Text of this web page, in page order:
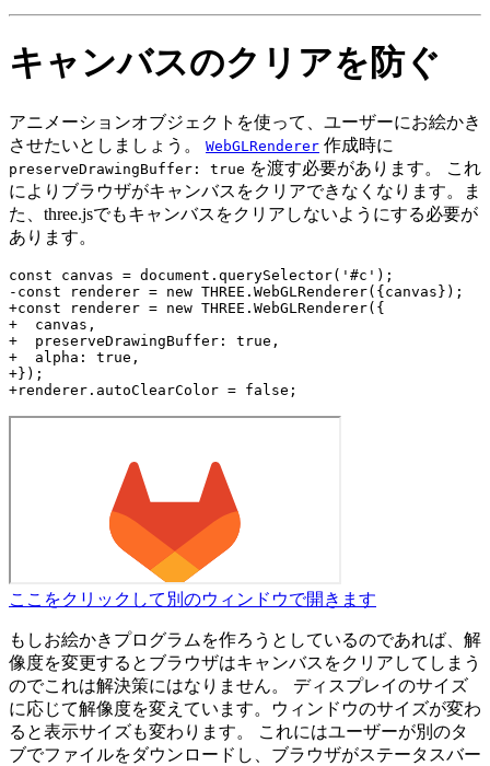
キャンバスのクリアを防ぐ
アニメーションオブジェクトを使って、ユーザーにお絵かき
させたいとしましょう。 WebGLRenderer 作成時に
preserveDrawingBuffer: true を渡す必要があります。 これ
によりブラウザがキャンバスをクリアできなくなります。ま
た、three.jsでもキャンバスをクリアしないようにする必要が
あります。
const canvas = document.querySelector('#c');
-const renderer = new THREE.WebGLRenderer({canvas});
+const renderer = new THREE.WebGLRenderer({
+  canvas,
+  preserveDrawingBuffer: true,
+  alpha: true,
+});
ここをクリックして別のウィンドウで開きます
もしお絵かきプログラムを作ろうとしているのであれば、解
像度を変更するとブラウザはキャンバスをクリアしてしまう
のでこれは解決策にはなりません。 ディスプレイのサイズ
に応じて解像度を変えています。ウィンドウのサイズが変わ
ると表示サイズも変わります。 これにはユーザーが別のタ
ブでファイルをダウンロードし、ブラウザがステータスバー